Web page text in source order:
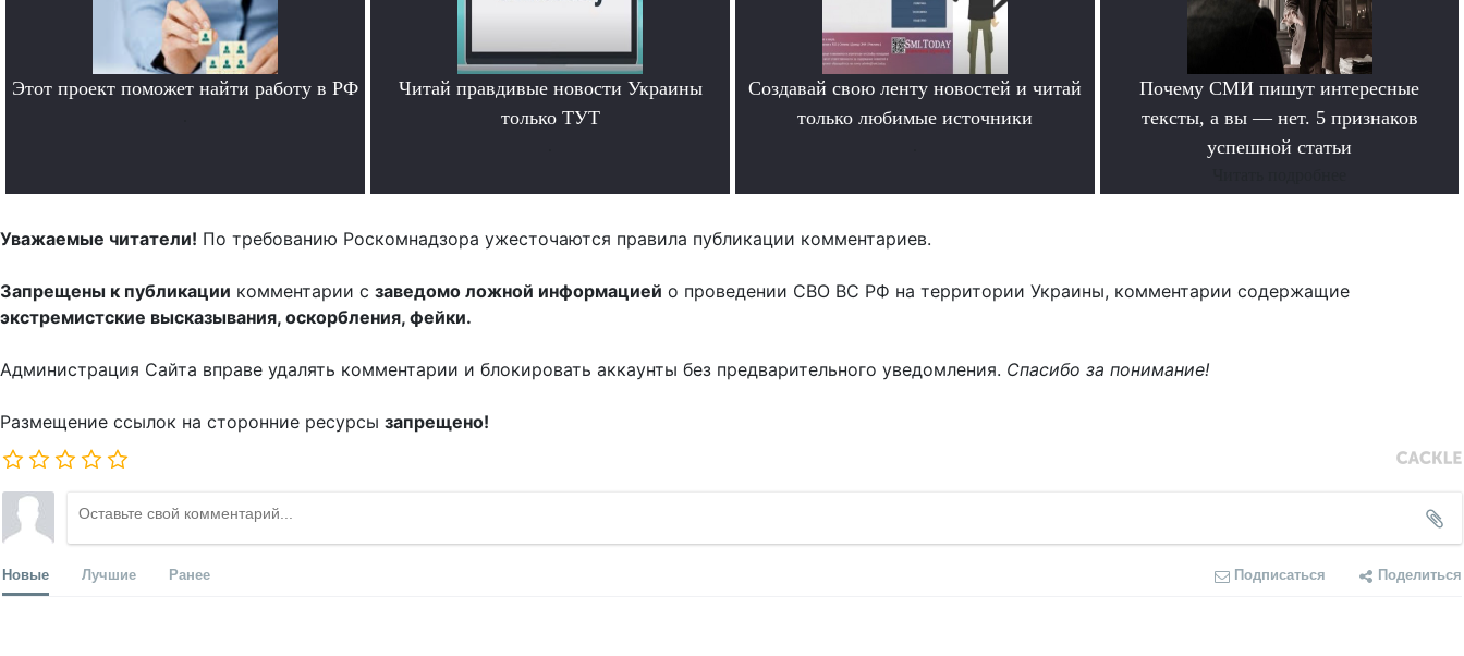
Этот проект поможет найти работу в РФ
Читай правдивые новости Украины
только ТУТ
Создавай свою ленту новостей и читай
только любимые источники
Почему СМИ пишут интересные
тексты, а вы — нет. 5 признаков
успешной статьи
Уважаемые читатели! По требованию Роскомнадзора ужесточаются правила публикации комментариев.
Запрещены к публикации комментарии с заведомо ложной информацией о проведении СВО ВС РФ на территории Украины, комментарии содержащие
экстремистские высказывания, оскорбления, фейки.
Администрация Сайта вправе удалять комментарии и блокировать аккаунты без предварительного уведомления. Спасибо за понимание!
Размещение ссылок на сторонние ресурсы запрещено!
Новые Лучшие Ранее Подписаться Поделиться